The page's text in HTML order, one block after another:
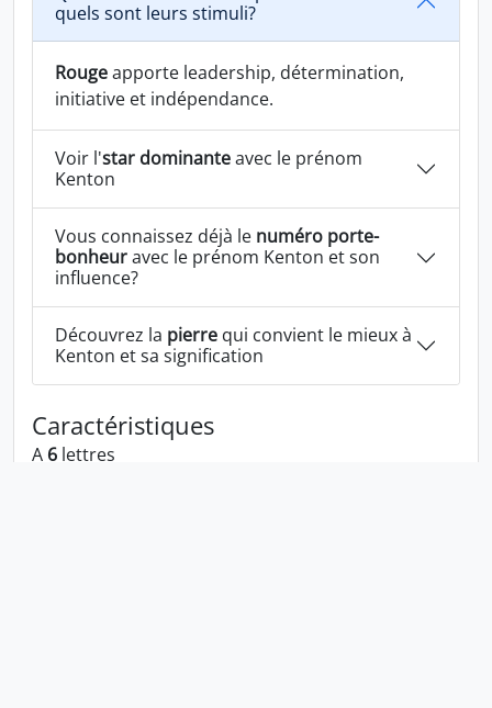
quels sont leurs stimuli?
Rougeapporte leadership, détermination,
initiative et indépendance.
Voir l'star dominanteavec le prénom
Kenton
Vous connaissez déjà le numéro porte-
bonheuravec le prénom Kenton et son
influence?
Découvrez la pierre qui convient le mieux à
Kenton et sa signification
Caractéristiques
A 6 lettres